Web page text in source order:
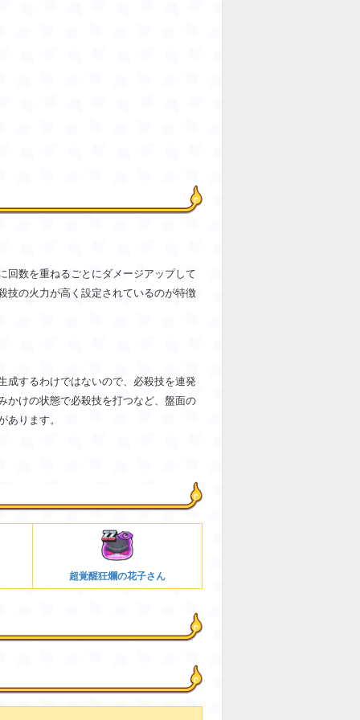
回数を重ねるごとにダメージアップして
技の火力が高く設定されているのが特徴
成するわけではないので、必殺技を連発
かけの状態で必殺技を打つなど、盤面の
ります。
超覚醒狂爛の花子さん